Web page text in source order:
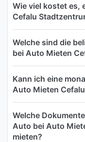
Wie viel kostet es,
Cefalu
Welche sind die
bei Auto Mieten
Kann ich eine
Auto Mieten
Welche
Auto bei Auto
mieten?